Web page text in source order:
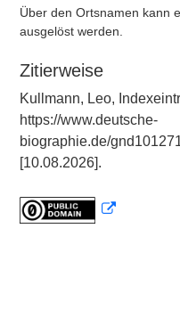
Über den Ortsnamen kann
ausgelöst werden.
Zitierweise
Kullmann, Leo,
https://www.deutsche-
biographie.de/
[10.08.2026].